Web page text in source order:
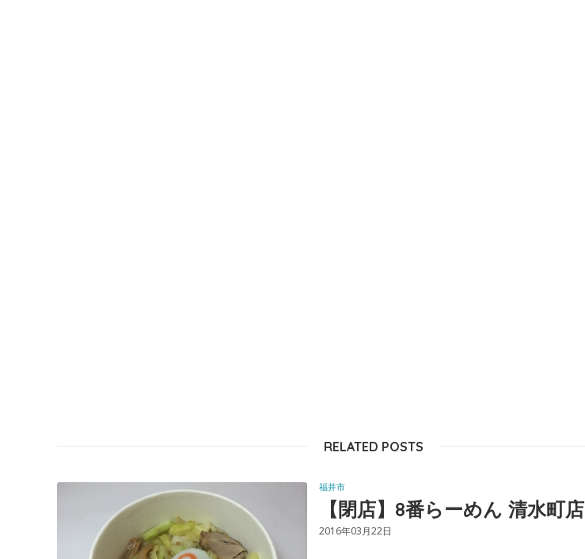
RELATED POSTS
福井市
【閉店】8番らーめん 清水町店
2016年03月22日